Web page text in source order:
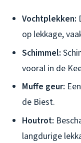
Vochtplekken:
op lekkage,
Schimmel:
vooral in de
Muffe geur:
de Biest.
Houtrot:
langdurige